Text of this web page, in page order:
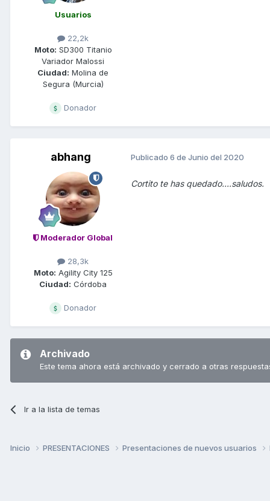
Usuarios
22,2k
Moto: SD300 Titanio
Variador Malossi
Ciudad: Molina de
Segura (Murcia)
Donador
abhang
Moderador Global
28,3k
Moto: Agility City 125
Ciudad: Córdoba
Donador
Publicado 6 de Junio del 2020
Cortito te has quedado....saludos.
Archivado
Este tema ahora está archivado y cerrado a otras
Ir a la lista de temas
Inicio PRESENTACIONES Presentaciones de nuevos usuarios